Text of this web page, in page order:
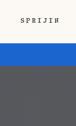
SPRIJIN